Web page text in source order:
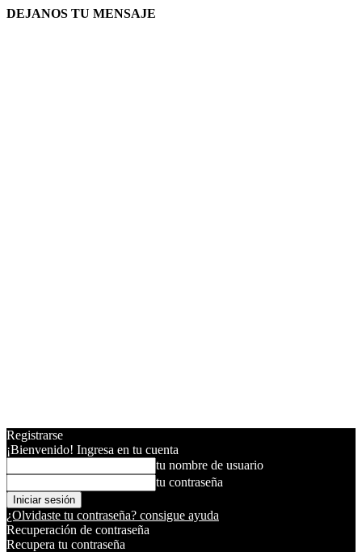
DEJANOS TU MENSAJE
Registrarse
¡Bienvenido! Ingresa en tu cuenta
tu nombre de usuario
tu contraseña
¿Olvidaste tu contraseña? consigue ayuda
Recuperación de contraseña
Recupera tu contraseña